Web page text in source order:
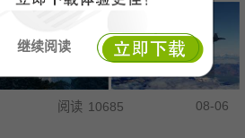
继续阅读
阅读 10685 08-06